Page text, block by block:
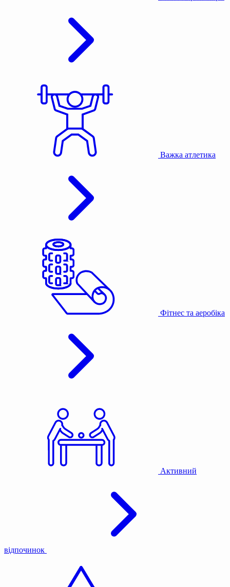
Важка атлетика
Фітнес та аеробіка
Активний
відпочинок